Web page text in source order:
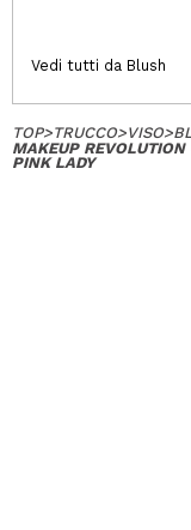
Vedi tutti da Blush
TOP>TRUCCO>VISO>
MAKEUP
PINK LADY